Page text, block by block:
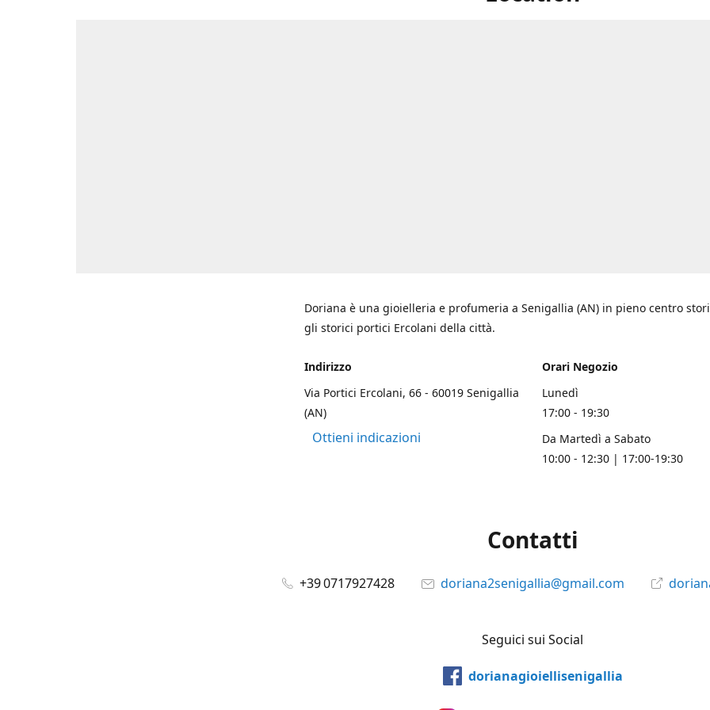
Doriana è una gioielleria e profumeria a Senigallia (AN) in pieno centro
gli storici portici Ercolani della città.
Indirizzo
Via Portici Ercolani, 66 - 60019 Senigallia
(AN)
Ottieni indicazioni
Orari Negozio
Lunedì
17:00 - 19:30
Da Martedì a Sabato
10:00 - 12:30 | 17:00-19:30
Contatti
+39 0717927428 doriana2senigallia@gmail.com
Seguici sui Social
dorianagioiellisenigallia